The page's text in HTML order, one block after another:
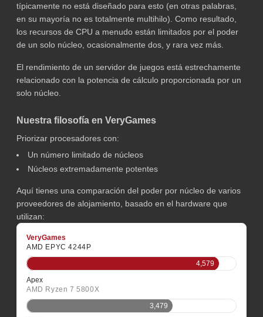
típicamente no está diseñado para esto (en otras palabras,
en su mayoría no es totalmente multihilo). Como resultado,
los recursos de CPU a menudo están limitados por el poder
de un solo núcleo, ocasionalmente dos, y rara vez más.
El rendimiento de un servidor de juegos está estrechamente
relacionado con la potencia de cálculo proporcionada por un
solo núcleo.
Nuestra filosofía en VeryGames
Priorizar procesadores con:
Un número limitado de núcleos
Núcleos extremadamente potentes
Aquí tienes una comparación del poder por núcleo de varios
proveedores de alojamiento, basado en el hardware que
utilizan:
VeryGames
AMD EPYC 4244P
4,579
Apex
AMD Ryzen 7 5800X
3,479